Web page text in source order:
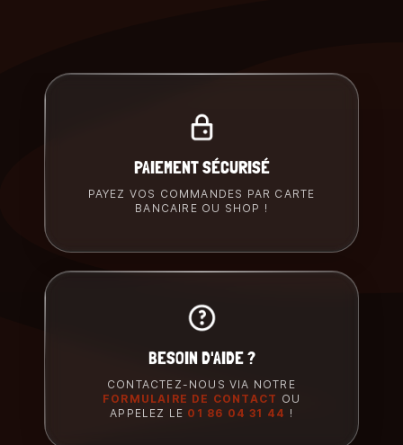
PAIEMENT SÉCURISÉ
PAYEZ VOS COMMANDES PAR CARTE
BANCAIRE OU SHOP !
BESOIN D'AIDE ?
CONTACTEZ-NOUS VIA NOTRE
FORMULAIRE DE CONTACT OU
APPELEZ LE 01 86 04 31 44 !